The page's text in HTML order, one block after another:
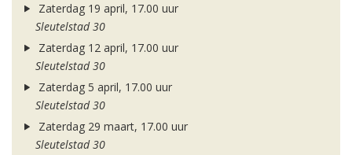
Zaterdag 19 april, 17.00 uur
Sleutelstad 30
Zaterdag 12 april, 17.00 uur
Sleutelstad 30
Zaterdag 5 april, 17.00 uur
Sleutelstad 30
Zaterdag 29 maart, 17.00 uur
Sleutelstad 30